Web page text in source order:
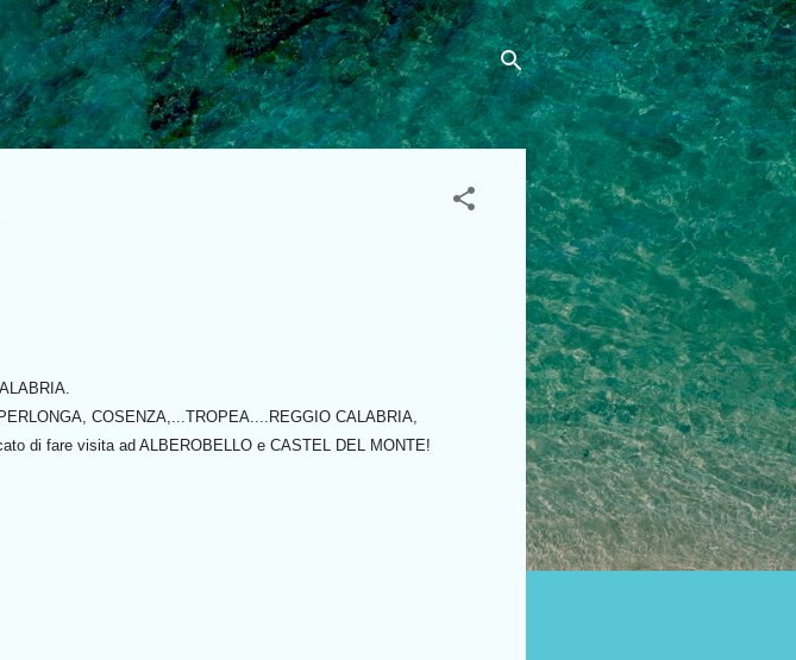
principali
COSENZA,...TROPEA....REGGIO CALABRIA,
di fare visita ad ALBEROBELLO e CASTEL DEL MONTE!